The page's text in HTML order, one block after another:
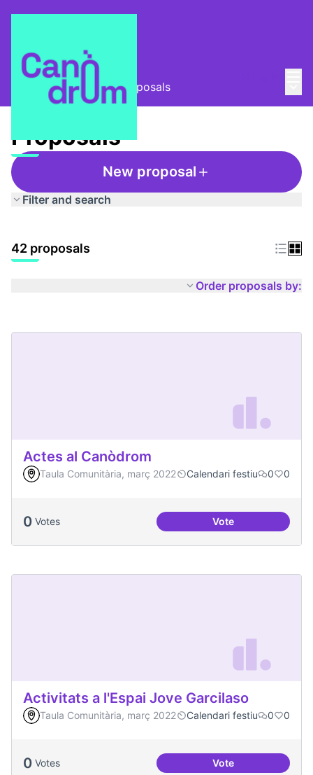
Taula Comunitària / Proposals
Proposals
New proposal
Filter and search
42 proposals
Order proposals by:
Actes al Canòdrom
Taula Comunitària, març 2022 Calendari festiu 0 0
0 Votes VoteActes al Canòdrom
Activitats a l'Espai Jove Garcilaso
Taula Comunitària, març 2022 Calendari festiu 0 0
0 Votes VoteActivitats a l'Espai